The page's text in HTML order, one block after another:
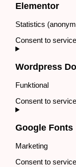
Elementor
Statistics
Consent to
Wordpress
Funktional
Consent to
Google Fonts
Marketing
Consent to